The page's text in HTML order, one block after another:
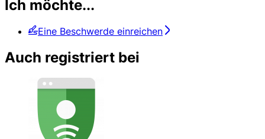
Ich möchte...
Eine Beschwerde einreichen
Auch registriert bei